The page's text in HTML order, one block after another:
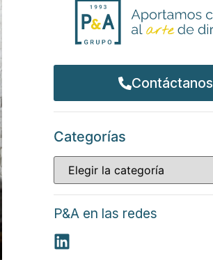
Contáctanos
Categorías
P&A en las redes